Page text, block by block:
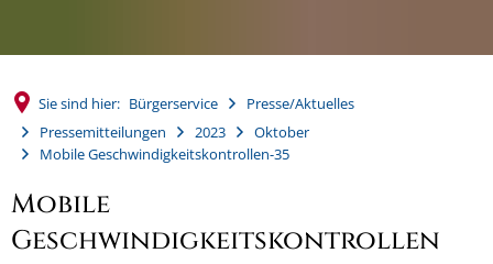
Sie sind hier: Bürgerservice
Presse/Aktuelles
Pressemitteilungen
2023
Oktober
Mobile Geschwindigkeitskontrollen-35
Mobile
Geschwindigkeitskontrollen